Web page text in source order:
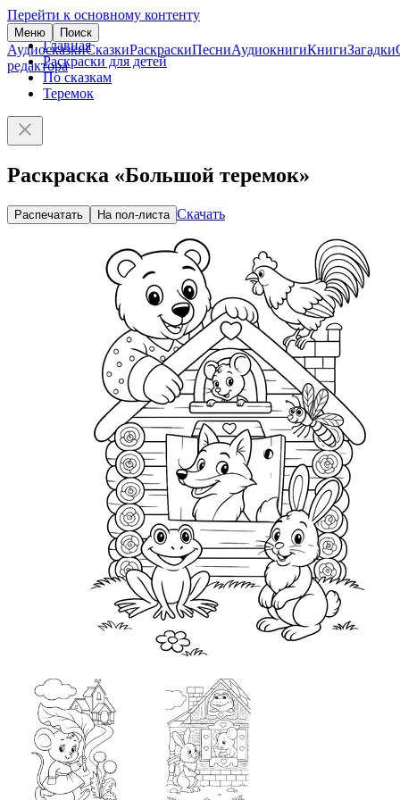
Перейти к основному контенту
Меню Поиск
АудиосказкиСказкиРаскраскиПесниАудиокнигиКнигиЗагадки
редактора
Главная
Раскраски для детей
По сказкам
Теремок
Раскраска «Большой теремок»
Распечатать На пол-листа Скачать